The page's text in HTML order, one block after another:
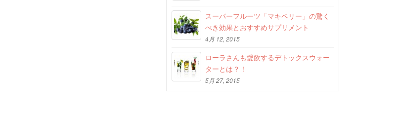
スーパーフルーツ「マキベリー」の驚く
べき効果とおすすめサプリメント
4月 12, 2015
ローラさんも愛飲するデトックスウォー
ターとは？！
5月 27, 2015